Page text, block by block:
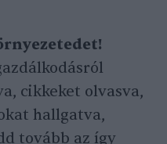
cikkeket olvasva,
hallgatva,
tovább az így